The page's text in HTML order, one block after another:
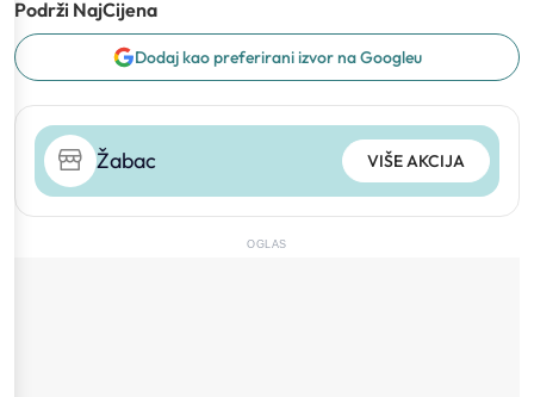
Podrži NajCijena
Dodaj kao preferirani izvor na Googleu
Žabac VIŠE AKCIJA
OGLAS